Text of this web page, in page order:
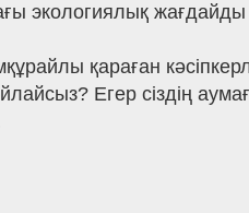
экологиялық
қараған
Егер сіздің